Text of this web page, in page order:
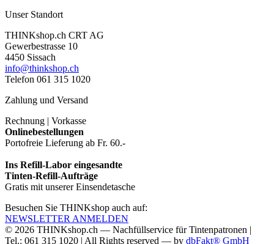
Unser Standort
THINKshop.ch CRT AG
Gewerbestrasse 10
4450 Sissach
info@thinkshop.ch
Telefon 061 315 1020
Zahlung und Versand
Rechnung | Vorkasse
Onlinebestellungen
Portofreie Lieferung ab Fr. 60.-
Ins Refill-Labor eingesandte
Tinten-Refill-Aufträge
Gratis mit unserer Einsendetasche
Besuchen Sie THINKshop auch auf:
NEWSLETTER ANMELDEN
© 2026 THINKshop.ch — Nachfüllservice fürTintenpatronen |
Tel.: 061 315 1020 | All Rights reserved — by dbFakt® GmbH